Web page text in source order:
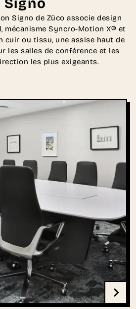
Signo
Signo de Züco associe design
mécanisme Syncro-Motion X® et
cuir ou tissu, une assise haut de
les salles de conférence et les
les plus exigeants.